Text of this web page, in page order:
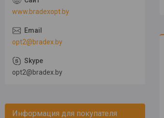
www.bradexopt.by
opt2@bradex.by
opt2@bradex.by
Информация для покупателя